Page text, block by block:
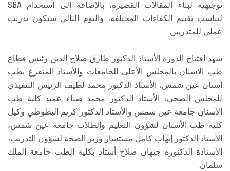
توجيهية لبناء المقالات القصيرة، بالإضافة إلى استخدام SBA
لتناسب تقييم الكفاءات المختلفة، واليوم التالي سيكون تدريب
عملي للمتدربين.
شهد افتتاح الدورة الأستاذ الدكتور طارق صلاح الدين رئيس قطاع
طب الاسنان بالمجلس الأعلى للجامعات والأستاذ المتفرغ بطب
أسنان عين شمس، الأستاذ الدكتور محمد لطيف الرئيس التنفيذي
للمجلس الصحي، الأستاذ الدكتور محمد ضياء عميد كلية طب
الأسنان جامعة عين شمس والأستاذ الدكتور كريم البطوطي وكيل
كلية طب الأسنان لشؤون التعليم والطلاب جامعة عين شمس،
الأستاذ الدكتور إيهاب كامل مستشار وزير الصحة لشؤون التدريب،
الأستاذة الدكتورة جيهان صلاح أستاذ بكلية الطب جامعة الملك
سلمان.